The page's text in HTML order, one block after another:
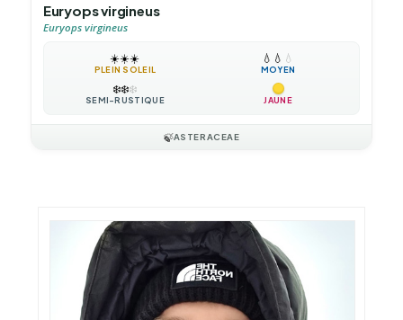
Euryops virgineus
Euryops virgineus
☀️☀️☀️
PLEIN SOLEIL
💧 💧 💧
MOYEN
❄️❄️❄️
SEMI-RUSTIQUE JAUNE
🍃ASTERACEAE